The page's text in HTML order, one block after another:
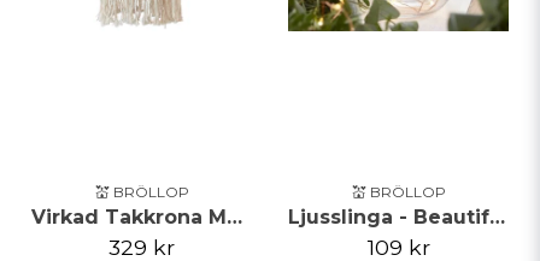
💒 BRÖLLOP
Virkad Takkrona Macrame 40cmx25cm
329 kr
💒 BRÖLLOP
Ljusslinga - Beautiful Botanics
109 kr